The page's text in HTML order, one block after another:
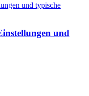
und